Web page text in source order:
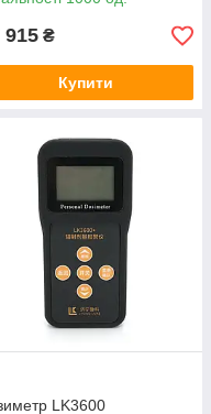
915 ₴
Купити
LK3600